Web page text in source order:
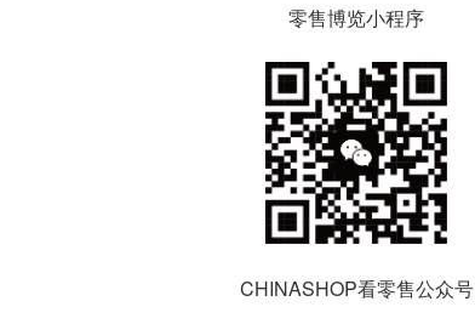
零售博览小程序
CHINASHOP看零售公众号